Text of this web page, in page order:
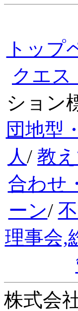
トップ
クエス
ション
団地型
人/ 教
合わせ
ーン/
理事会,
株式会